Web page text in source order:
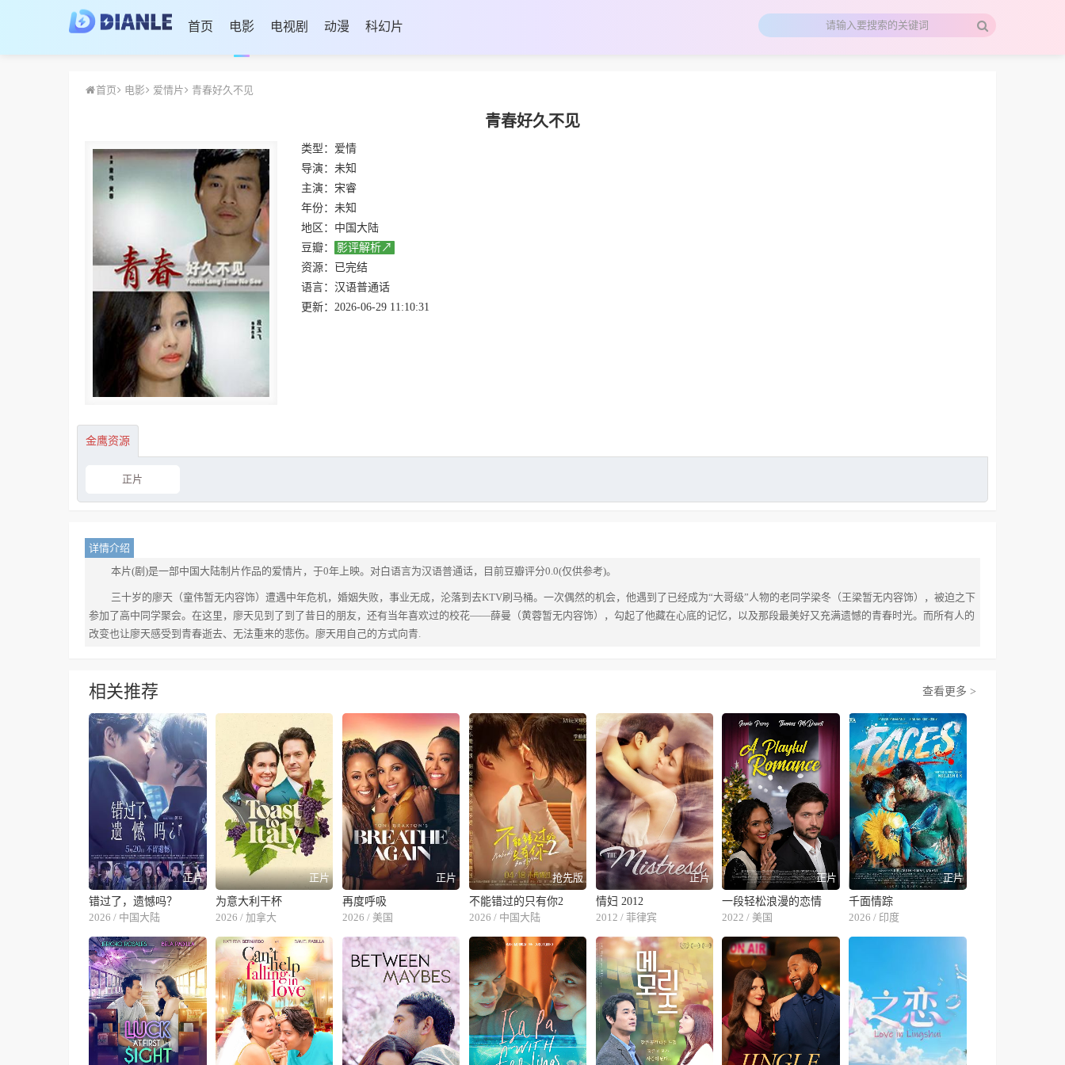
首页 电影 电视剧 动漫 科幻片
首页 电影 爱情片 青春好久不见
青春好久不见
类型： 爱情
导演： 未知
主演： 宋睿
年份： 未知
地区： 中国大陆
豆瓣：
影评解析↗
资源：
已完结
语言： 汉语普通话
更新： 2026-06-29 11:10:31
金鹰资源
正片
详情介绍
本片(剧)是一部中国大陆制片作品的爱情片，于0年上映。对白语言为汉语普通话，目前豆瓣评分0.0(仅供参考)。
三十岁的廖天（童伟暂无内容饰）遭遇中年危机，婚姻失败，事业无成，沦落到去KTV刷马桶。一次偶然的机会，他遇到了已经成为“大哥级”人物的老同学梁冬（王梁暂无内容饰），被迫之下
参加了高中同学聚会。在这里，廖天见到了到了昔日的朋友，还有当年喜欢过的校花——薛曼（黄蓉暂无内容饰），勾起了他藏在心底的记忆，以及那段最美好又充满遗憾的青春时光。而所有人的
改变也让廖天感受到青春逝去、无法重来的悲伤。廖天用自己的方式向青.
相关推荐 查看更多 >
正片
错过了，遗憾吗？
2026 / 中国大陆
正片
为意大利干杯
2026 / 加拿大
正片
再度呼吸
2026 / 美国
抢先版
不能错过的只有你2
2026 / 中国大陆
正片
情妇 2012
2012 / 菲律宾
正片
一段轻松浪漫的恋情
2022 / 美国
正片
千面情踪
2026 / 印度